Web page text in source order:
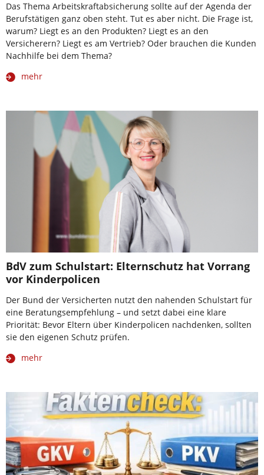
Das Thema Arbeitskraftabsicherung sollte auf der Agenda der
Berufstätigen ganz oben steht. Tut es aber nicht. Die Frage ist,
warum? Liegt es an den Produkten? Liegt es an den
Versicherern? Liegt es am Vertrieb? Oder brauchen die Kunden
Nachhilfe bei dem Thema?
mehr
BdV zum Schulstart: Elternschutz hat Vorrang
vor Kinderpolicen
Der Bund der Versicherten nutzt den nahenden Schulstart für
eine Beratungsempfehlung – und setzt dabei eine klare
Priorität: Bevor Eltern über Kinderpolicen nachdenken, sollten
sie den eigenen Schutz prüfen.
mehr